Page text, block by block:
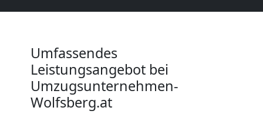
Umfassendes
Leistungsangebot bei
Umzugsunternehmen-
Wolfsberg.at
Wolfsberg
Mini